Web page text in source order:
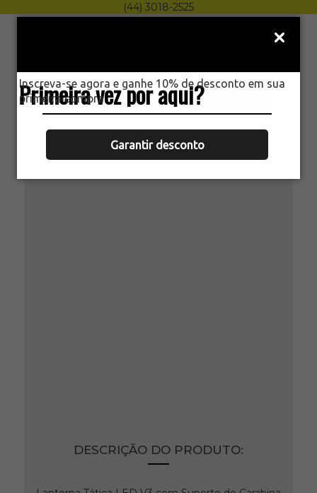
Primeira vez por aqui?
Inscreva-se agora e ganhe 10% de desconto em sua
primeira compra.
Garantir desconto
(44) 3018-2525
Menu
HOME
LANTERNA TÁTICA LED
RECARREGÁVEL CAÇA JYX
DESCRIÇÃO DO PRODUTO: